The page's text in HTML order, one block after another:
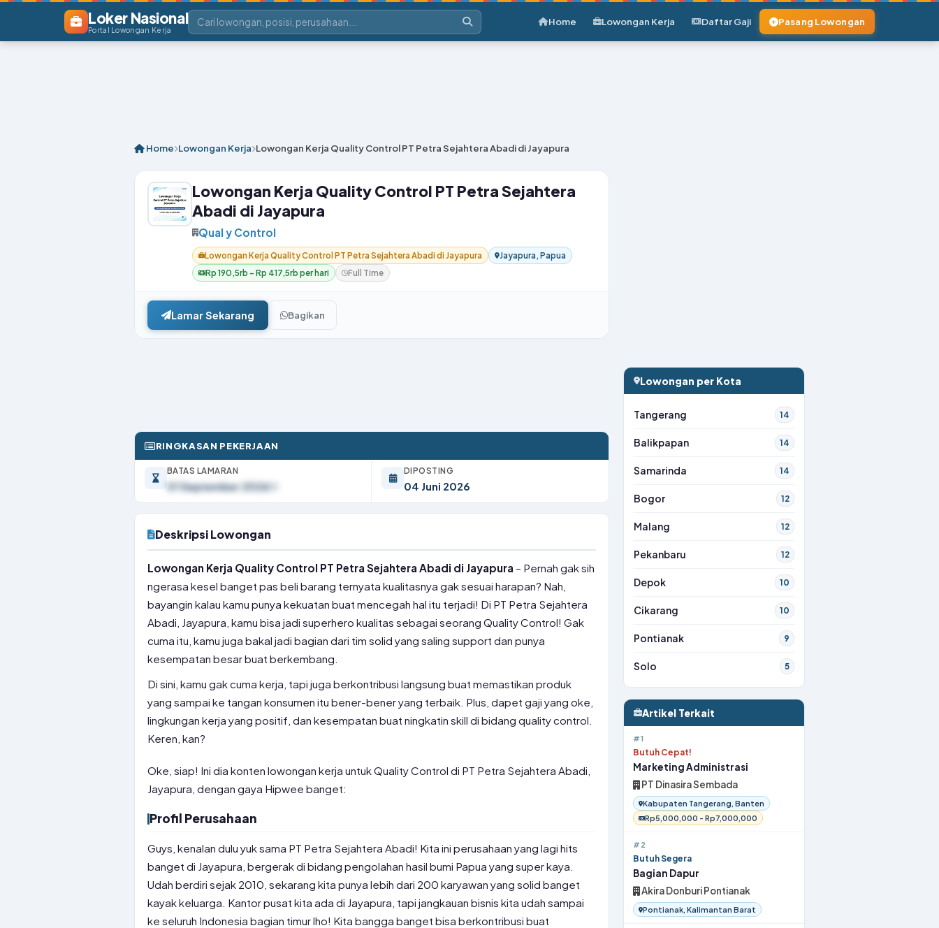
Loker Nasional
Portal Lowongan Kerja
Home Lowongan Kerja Daftar Gaji Pasang Lowongan
Home Lowongan Kerja Lowongan Kerja Quality Control PT Petra Sejahtera Abadi di Jayapura
Lowongan Kerja Quality Control PT Petra Sejahtera
Abadi di Jayapura
Qual y Control
Lowongan Kerja Quality Control PT Petra Sejahtera Abadi di Jayapura
Jayapura, Papua
Rp 190,5rb – Rp 417,5rb per hari
Full Time
Lamar Sekarang Bagikan
RINGKASAN PEKERJAAN
BATAS LAMARAN
01 September 2026
DIPOSTING
04 Juni 2026
Deskripsi Lowongan
Lowongan Kerja Quality Control PT Petra Sejahtera Abadi di Jayapura – Pernah gak sih
ngerasa kesel banget pas beli barang ternyata kualitasnya gak sesuai harapan? Nah,
bayangin kalau kamu punya kekuatan buat mencegah hal itu terjadi! Di PT Petra Sejahtera
Abadi, Jayapura, kamu bisa jadi superhero kualitas sebagai seorang Quality Control! Gak
cuma itu, kamu juga bakal jadi bagian dari tim solid yang saling support dan punya
kesempatan besar buat berkembang.
Di sini, kamu gak cuma kerja, tapi juga berkontribusi langsung buat memastikan produk
yang sampai ke tangan konsumen itu bener-bener yang terbaik. Plus, dapet gaji yang oke,
lingkungan kerja yang positif, dan kesempatan buat ningkatin skill di bidang quality control.
Keren, kan?
Oke, siap! Ini dia konten lowongan kerja untuk Quality Control di PT Petra Sejahtera Abadi,
Jayapura, dengan gaya Hipwee banget:
Profil Perusahaan
Guys, kenalan dulu yuk sama PT Petra Sejahtera Abadi! Kita ini perusahaan yang lagi hits
banget di Jayapura, bergerak di bidang pengolahan hasil bumi Papua yang super kaya.
Udah berdiri sejak 2010, sekarang kita punya lebih dari 200 karyawan yang solid banget
kayak keluarga. Kantor pusat kita ada di Jayapura, tapi jangkauan bisnis kita udah sampai
ke seluruh Indonesia bagian timur lho! Kita bangga banget bisa berkontribusi buat
Lowongan per Kota
Tangerang 14
Balikpapan 14
Samarinda 14
Bogor 12
Malang 12
Pekanbaru 12
Depok 10
Cikarang 10
Pontianak 9
Solo 5
Artikel Terkait
#1
Butuh Cepat!
Marketing Administrasi
PT Dinasira Sembada
Kabupaten Tangerang, Banten
Rp5,000,000 - Rp7,000,000
#2
Butuh Segera
Bagian Dapur
Akira Donburi Pontianak
Pontianak, Kalimantan Barat